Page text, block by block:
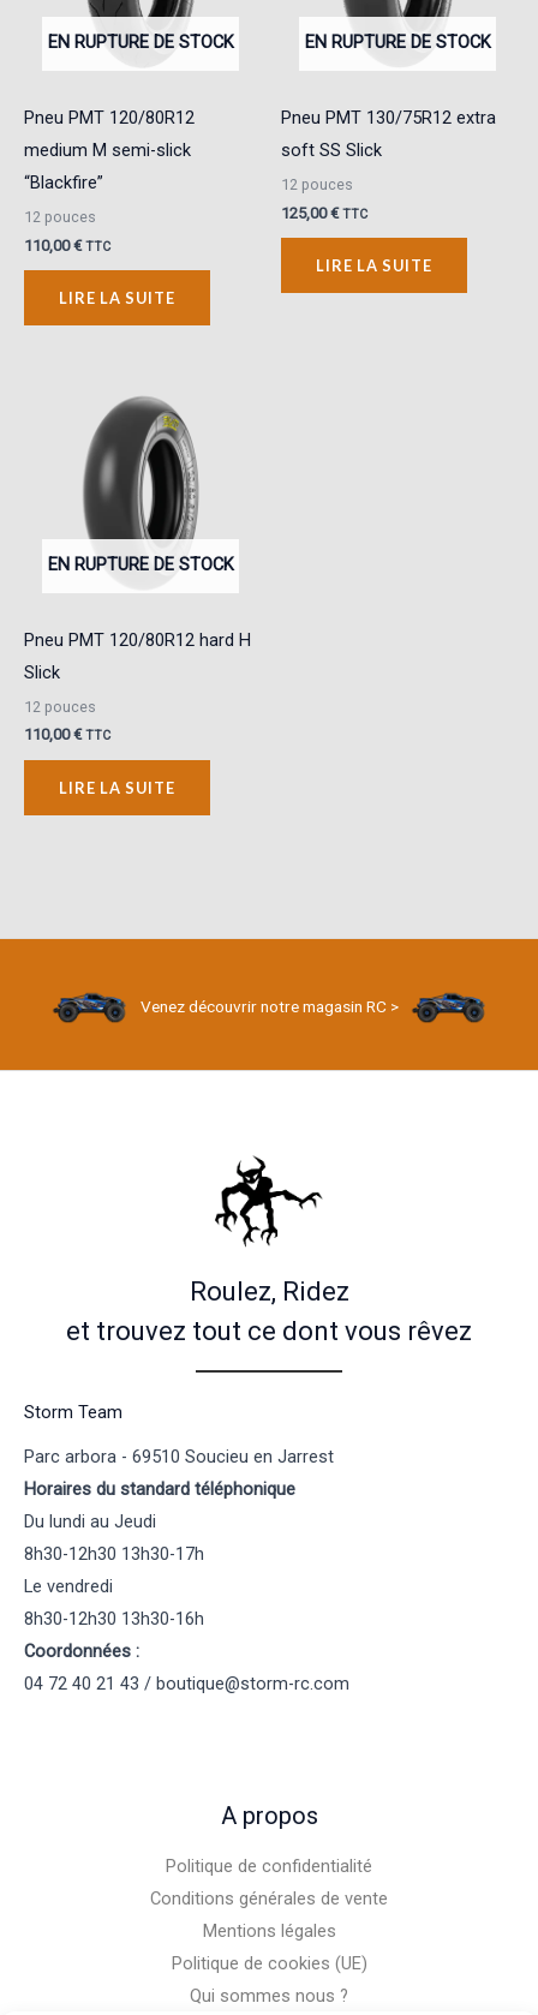
EN RUPTURE DE STOCK
Pneu PMT 120/80R12
medium M semi-slick
“Blackfire”
12 pouces
110,00€ TTC
LIRE LA SUITE
EN RUPTURE DE STOCK
Pneu PMT 130/75R12 extra
soft SS Slick
12 pouces
125,00€ TTC
LIRE LA SUITE
EN RUPTURE DE STOCK
Pneu PMT 120/80R12 hard H
Slick
12 pouces
110,00€ TTC
LIRE LA SUITE
Venez découvrir notre magasin RC >
Roulez, Ridez
et trouvez tout ce dont vous rêvez
Storm Team
Parc arbora - 69510 Soucieu en Jarrest
Horaires du standard téléphonique
Du lundi au Jeudi
8h30-12h30 13h30-17h
Le vendredi
8h30-12h30 13h30-16h
Coordonnées :
04 72 40 21 43 / boutique@storm-rc.com
A propos
Politique de confidentialité
Conditions générales de vente
Mentions légales
Politique de cookies (UE)
Qui sommes nous ?